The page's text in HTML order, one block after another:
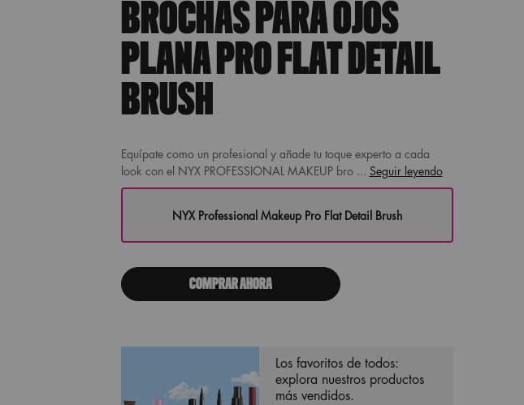
BROCHAS PARA OJOS
PLANA PRO FLAT DETAIL
BRUSH
Equípate como un profesional y añade tu toque experto a cada
look con el NYX PROFESSIONAL MAKEUP bro ... Seguir leyendo
One size only
Selected
NYX Professional Makeup Pro Flat Detail Brush
, 1 of 1
COMPRAR AHORA
Los favoritos de todos:
explora nuestros productos
más vendidos.